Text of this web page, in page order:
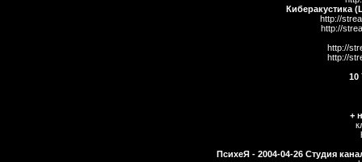
Киберакустика
http://
http://
http://
http://
10
+
ПсихеЯ - 2004-04-26 Студия